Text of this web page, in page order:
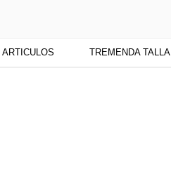
ARTICULOS TREMENDA TALLA